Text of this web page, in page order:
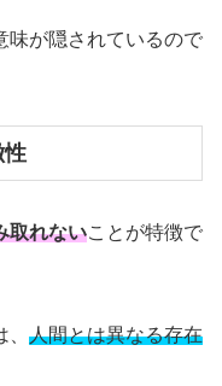
味が隠されているので
性
取れないことが特徴で
人間とは異なる存在